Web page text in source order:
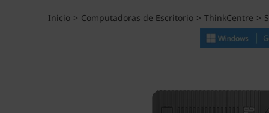
Inicio > Computadoras de Escritorio > ThinkCentre >